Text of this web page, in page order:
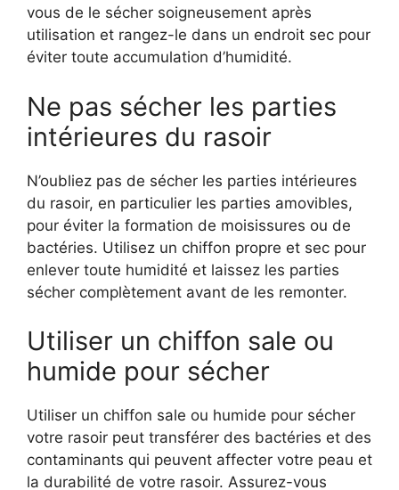
vous de le sécher soigneusement après
utilisation et rangez-le dans un endroit sec pour
éviter toute accumulation d’humidité.
Ne pas sécher les parties
intérieures du rasoir
N’oubliez pas de sécher les parties intérieures
du rasoir, en particulier les parties amovibles,
pour éviter la formation de moisissures ou de
bactéries. Utilisez un chiffon propre et sec pour
enlever toute humidité et laissez les parties
sécher complètement avant de les remonter.
Utiliser un chiffon sale ou
humide pour sécher
Utiliser un chiffon sale ou humide pour sécher
votre rasoir peut transférer des bactéries et des
contaminants qui peuvent affecter votre peau et
la durabilité de votre rasoir. Assurez-vous